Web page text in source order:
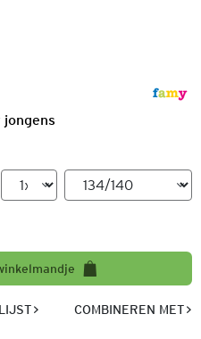
COMBINEREN MET